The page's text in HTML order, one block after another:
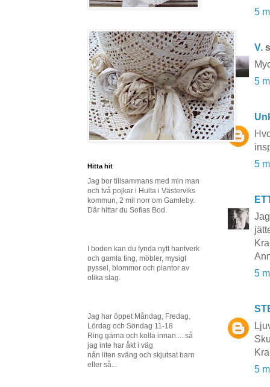
5
V.
5
5
5
5
Hitta hit
Jag bor tillsammans med min man
och två pojkar i Hulta i Västerviks
kommun, 2 mil norr om Gamleby.
Där hittar du Sofias Bod.
I boden kan du fynda nytt hantverk
och gamla ting, möbler, mysigt
pyssel, blommor och plantor av
olika slag.
Jag har öppet Måndag, Fredag,
Lördag och Söndag 11-18
Ring gärna och kolla innan.... så
jag inte har åkt i väg
nån liten sväng och skjutsat barn
eller så...